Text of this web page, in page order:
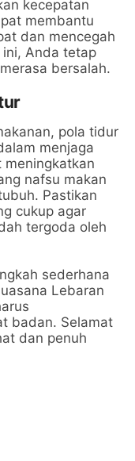
kecepatan
membantu
dan mencegah
ini, Anda tetap
bersalah.
pola tidur
menjaga
nafsu makan
Pastikan
cukup agar
tergoda oleh
sederhana
Lebaran
badan. Selamat
dan penuh